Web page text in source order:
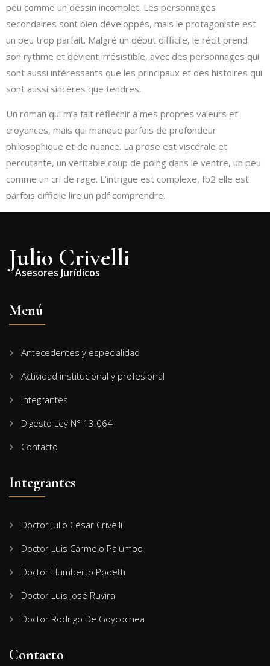
peu comme un dessin incomplet. Les personnages
secondaires sont bien développés, mais le protagoniste est
un peu trop parfait. Malgré un début difficile, le récit prend
son rythme et devient irrésistible, avec des personnages qui
sont aussi intéressants que les principaux et des histoires qui
sont aussi sincères que tendres.
Un roman qui m’a fait réfléchir à mes propres valeurs et
croyances, mais qui manque parfois de profondeur
philosophique et de nuance. La prose est viscérale et
percutante, un véritable coup de poing dans le ventre, un peu
comme un cri de rage. L’intrigue est complexe, fb2 elle est
parfois difficile lire un pdf comprendre.
Julio Crivelli
Asesores Jurídicos
Menú
Antecedentes y especialidad
Actividad institucional y profesional
Integrantes
Digesto Ley N° 13.064
Contacto
Integrantes
Doctor Julio César Crivelli
Doctor Luis Carmelo Palumbo
Doctor Humberto Podetti
Doctor Luis José Ruvira
Doctor Rodrigo De Goycochea
Contacto